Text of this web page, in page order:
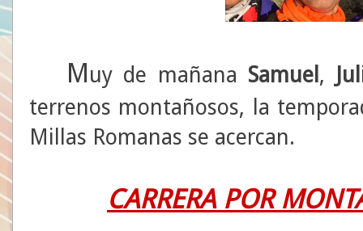
Muy de mañana Samuel ,
terrenos montañosos, la
Millas Romanas se acercan.
CARRERA POR